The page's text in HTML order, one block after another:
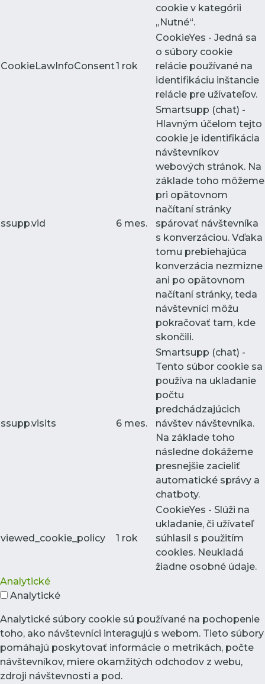
cookie v kategórii
„Nutné“.
CookieLawInfoConsent1 rok
CookieYes - Jedná sa
o súbory cookie
relácie používané na
identifikáciu inštancie
relácie pre užívateľov.
ssupp.vid 6 mes.
Smartsupp (chat) -
Hlavným účelom tejto
cookie je identifikácia
návštevníkov
webových stránok. Na
základe toho môžeme
pri opätovnom
načítaní stránky
spárovať návštevníka
s konverzáciou. Vďaka
tomu prebiehajúca
konverzácia nezmizne
ani po opätovnom
načítaní stránky, teda
návštevníci môžu
pokračovať tam, kde
skončili.
ssupp.visits 6 mes.
Smartsupp (chat) -
Tento súbor cookie sa
používa na ukladanie
počtu
predchádzajúcich
návštev návštevníka.
Na základe toho
následne dokážeme
presnejšie zacieliť
automatické správy a
chatboty.
viewed_cookie_policy 1 rok
CookieYes - Slúži na
ukladanie, či užívateľ
súhlasil s použitím
cookies. Neukladá
žiadne osobné údaje.
Analytické
Analytické
Analytické súbory cookie sú používané na pochopenie
toho, ako návštevníci interagujú s webom. Tieto súbory
pomáhajú poskytovať informácie o metrikách, počte
návštevníkov, miere okamžitých odchodov z webu,
zdroji návštevnosti a pod.